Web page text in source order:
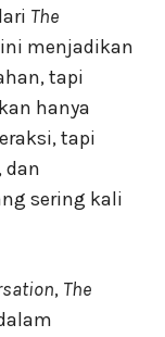
The
menjadikan
tapi
hanya
tapi
dan
sering kali
, The